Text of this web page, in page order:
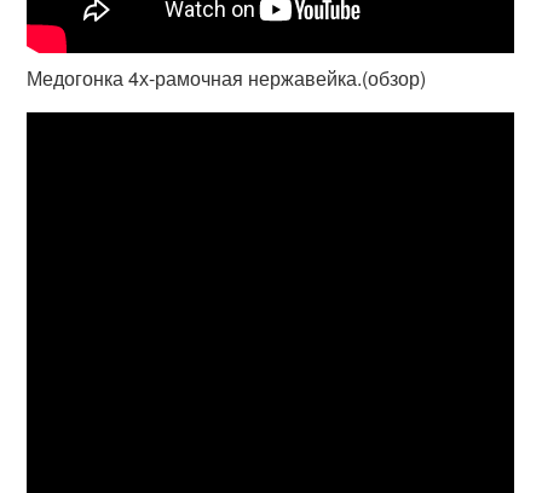
Медогонка 4х-рамочная нержавейка.(обзор)